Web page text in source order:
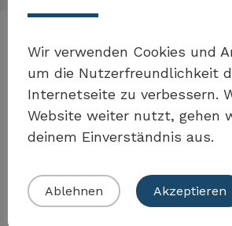
Möchten Sie Teil
sein?
Eigenes Beispiel einreichen
Beispiele zur
Massnahme
Kanton Glarus
Wir verwenden Cookies und
um die Nutzerfreundlichkeit
Internetseite zu verbessern.
Website weiter nutzt, gehen
deinem Einverständnis aus.
Ablehnen Akzeptieren